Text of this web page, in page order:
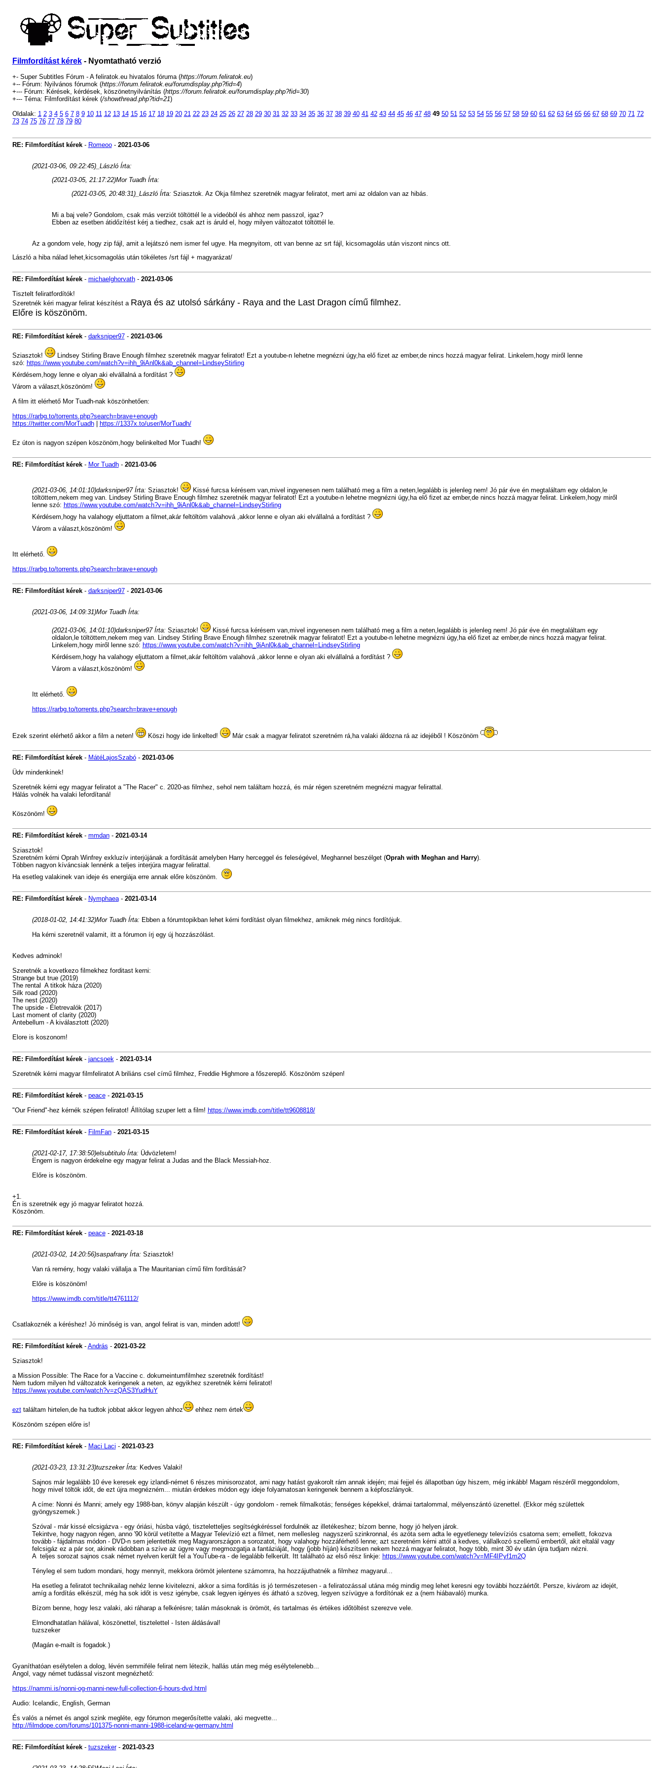
Filmfordítást kérek- Nyomtatható verzió
+- Super Subtitles Fórum - A feliratok.eu hivatalos fóruma (https://forum.feliratok.eu)
+-- Fórum: Nyilvános fórumok (https://forum.feliratok.eu/forumdisplay.php?fid=4)
+--- Fórum: Kérések, kérdések, köszönetnyilvánítás (https://forum.feliratok.eu/forumdisplay.php?fid=30)
+--- Téma: Filmfordítást kérek (/showthread.php?tid=21)
Oldalak: 1 2 3 4 5 6 7 8 9 10 11 12 13 14 15 16 17 18 19 20 21 22 23 24 25 26 27 28 29 30 31 32 33 34 35 36 37 38 39 40 41 42 43 44 45 46 47 48 49 50 51 52 53 54 55 56 57 58 59 60 61 62 63 64 65 66 67 68 69 70 71 72
73 74 75 76 77 78 79 80
RE: Filmfordítást kérek- Romeoo- 2021-03-06
(2021-03-06, 09:22:45)_László Írta:
(2021-03-05, 21:17:22)Mor Tuadh Írta:
(2021-03-05, 20:48:31)_László Írta: Sziasztok. Az Okja filmhez szeretnék magyar feliratot, mert ami az oldalon van az hibás.
Mi a baj vele? Gondolom, csak más verziót töltöttél le a videóból és ahhoz nem passzol, igaz?
Ebben az esetben átidőzítést kérj a tiedhez, csak azt is áruld el, hogy milyen változatot töltöttél le.
Az a gondom vele, hogy zip fájl, amit a lejátszó nem ismer fel ugye. Ha megnyitom, ott van benne az srt fájl, kicsomagolás után viszont nincs ott.
László a hiba nálad lehet,kicsomagolás után tökéletes /srt fájl + magyarázat/
RE: Filmfordítást kérek- michaelghorvath- 2021-03-06
Tisztelt feliratfordítók!
Szeretnék kéri magyar felirat készítést a Raya és az utolsó sárkány - Raya and the Last Dragon című filmhez.
Előre is köszönöm.
RE: Filmfordítást kérek- darksniper97- 2021-03-06
Sziasztok!
Lindsey Stirling Brave Enough filmhez szeretnék magyar feliratot! Ezt a youtube-n lehetne megnézni úgy,ha elő fizet az ember,de nincs hozzá magyar felirat. Linkelem,hogy miről lenne
szó: https://www.youtube.com/watch?v=ihh_9iAnl0k&ab_channel=LindseyStirling
Kérdésem,hogy lenne e olyan aki elvállalná a fordítást ?
Várom a választ,köszönöm!
A film itt elérhető Mor Tuadh-nak köszönhetően:
https://rarbg.to/torrents.php?search=brave+enough
https://twitter.com/MorTuadh| https://1337x.to/user/MorTuadh/
Ez úton is nagyon szépen köszönöm,hogy belinkelted Mor Tuadh!
RE: Filmfordítást kérek- Mor Tuadh- 2021-03-06
(2021-03-06, 14:01:10)darksniper97 Írta: Sziasztok!
Kissé furcsa kérésem van,mivel ingyenesen nem található meg a film a neten,legalább is jelenleg nem! Jó pár éve én megtaláltam egy oldalon,le
töltöttem,nekem meg van. Lindsey Stirling Brave Enough filmhez szeretnék magyar feliratot! Ezt a youtube-n lehetne megnézni úgy,ha elő fizet az ember,de nincs hozzá magyar felirat. Linkelem,hogy miről
lenne szó: https://www.youtube.com/watch?v=ihh_9iAnl0k&ab_channel=LindseyStirling
Kérdésem,hogy ha valahogy eljuttatom a filmet,akár feltöltöm valahová ,akkor lenne e olyan aki elvállalná a fordítást ?
Várom a választ,köszönöm!
Itt elérhető.
https://rarbg.to/torrents.php?search=brave+enough
RE: Filmfordítást kérek- darksniper97- 2021-03-06
(2021-03-06, 14:09:31)Mor Tuadh Írta:
(2021-03-06, 14:01:10)darksniper97 Írta: Sziasztok!
Kissé furcsa kérésem van,mivel ingyenesen nem található meg a film a neten,legalább is jelenleg nem! Jó pár éve én megtaláltam egy
oldalon,le töltöttem,nekem meg van. Lindsey Stirling Brave Enough filmhez szeretnék magyar feliratot! Ezt a youtube-n lehetne megnézni úgy,ha elő fizet az ember,de nincs hozzá magyar felirat.
Linkelem,hogy miről lenne szó: https://www.youtube.com/watch?v=ihh_9iAnl0k&ab_channel=LindseyStirling
Kérdésem,hogy ha valahogy eljuttatom a filmet,akár feltöltöm valahová ,akkor lenne e olyan aki elvállalná a fordítást ?
Várom a választ,köszönöm!
Itt elérhető.
https://rarbg.to/torrents.php?search=brave+enough
Ezek szerint elérhető akkor a film a neten! Köszi hogy ide linkelted! Már csak a magyar feliratot szeretném rá,ha valaki áldozna rá az idejéből ! Köszönöm
RE: Filmfordítást kérek- MátéLajosSzabó- 2021-03-06
Üdv mindenkinek!
Szeretnék kérni egy magyar feliratot a "The Racer" c. 2020-as filmhez, sehol nem találtam hozzá, és már régen szeretném megnézni magyar felirattal.
Hálás volnék ha valaki lefordítaná!
Köszönöm!
RE: Filmfordítást kérek- mmdan- 2021-03-14
Sziasztok!
Szeretném kérni Oprah Winfrey exkluzív interjújának a fordítását amelyben Harry herceggel és feleségével, Meghannel beszélget (Oprah with Meghan and Harry).
Többen nagyon kíváncsiak lennénk a teljes interjúra magyar felirattal.
Ha esetleg valakinek van ideje és energiája erre annak előre köszönöm.
RE: Filmfordítást kérek- Nymphaea- 2021-03-14
(2018-01-02, 14:41:32)Mor Tuadh Írta: Ebben a fórumtopikban lehet kérni fordítást olyan filmekhez, amiknek még nincs fordítójuk.
Ha kérni szeretnél valamit, itt a fórumon írj egy új hozzászólást.
Kedves adminok!
Szeretnék a kovetkezo filmekhez forditast kerni:
Strange but true (2019)
The rental A titkok háza (2020)
Silk road (2020)
The nest (2020)
The upside - Életrevalók (2017)
Last moment of clarity (2020)
Antebellum - A kiválasztott (2020)
Elore is koszonom!
RE: Filmfordítást kérek- jancsoek- 2021-03-14
Szeretnék kérni magyar filmfeliratot A briliáns csel című filmhez, Freddie Highmore a főszereplő. Köszönöm szépen!
RE: Filmfordítást kérek- peace- 2021-03-15
"Our Friend"-hez kérnék szépen feliratot! Állítólag szuper lett a film! https://www.imdb.com/title/tt9608818/
RE: Filmfordítást kérek- FilmFan- 2021-03-15
(2021-02-17, 17:38:50)elsubtitulo Írta: Üdvözletem!
Engem is nagyon érdekelne egy magyar felirat a Judas and the Black Messiah-hoz.
Előre is köszönöm.
+1.
Én is szeretnék egy jó magyar feliratot hozzá.
Köszönöm.
RE: Filmfordítást kérek- peace- 2021-03-18
(2021-03-02, 14:20:56)saspafrany Írta: Sziasztok!
Van rá remény, hogy valaki vállalja a The Mauritanian című film fordítását?
Előre is köszönöm!
https://www.imdb.com/title/tt4761112/
Csatlakoznék a kéréshez! Jó minőség is van, angol felirat is van, minden adott!
RE: Filmfordítást kérek- András - 2021-03-22
Sziasztok!
a Mission Possible: The Race for a Vaccine c. dokumeintumfilmhez szeretnék fordítást!
Nem tudom milyen hd változatok keringenek a neten, az egyikhez szeretnék kérni feliratot!
https://www.youtube.com/watch?v=zQAS3YudHuY
ezttaláltam hirtelen,de ha tudtok jobbat akkor legyen ahhoz
ehhez nem értek
Köszönöm szépen előre is!
RE: Filmfordítást kérek- Maci Laci - 2021-03-23
(2021-03-23, 13:31:23)tuzszeker Írta: Kedves Valaki!
Sajnos már legalább 10 éve keresek egy izlandi-német 6 részes minisorozatot, ami nagy hatást gyakorolt rám annak idején; mai fejjel és állapotban úgy hiszem, még inkább! Magam részéről meggondolom,
hogy mivel töltök időt, de ezt újra megnézném... miután érdekes módon egy ideje folyamatosan keringenek bennem a képfoszlányok.
A címe: Nonni és Manni; amely egy 1988-ban, könyv alapján készült - úgy gondolom - remek filmalkotás; fenséges képekkel, drámai tartalommal, mélyenszántó üzenettel. (Ekkor még születtek
gyöngyszemek.)
Szóval - már kissé elcsigázva - egy óriási, húsba vágó, tiszteletteljes segítségkéréssel fordulnék az illetékeshez; bízom benne, hogy jó helyen járok.
Tekintve, hogy nagyon régen, anno '90 körül vetítette a Magyar Televízió ezt a filmet, nem mellesleg nagyszerű szinkronnal, és azóta sem adta le egyetlenegy televíziós csatorna sem; emellett, fokozva
tovább - fájdalmas módon - DVD-n sem jelentették meg Magyarországon a sorozatot, hogy valahogy hozzáférhető lenne; azt szeretném kérni attól akedves, vállalkozó szellemű embertől, akit eltalál vagy
felcsigáz ez a pár sor, akinek rádobban a szíve az ügyre vagy megmozgatja a fantáziáját, hogy (jobb híján) készítsen nekem hozzá magyar feliratot, hogy több, mint 30 év után újra tudjam nézni.
A teljes sorozat sajnos csak német nyelven került fel a YouTube-ra - de legalább felkerült. Itt található az első rész linkje: https://www.youtube.com/watch?v=MF4IPyf1m2Q
Tényleg el sem tudom mondani, hogy mennyit, mekkora örömöt jelentene számomra, ha hozzájuthatnék a filmhez magyarul...
Ha esetleg a feliratot technikailag nehéz lenne kivitelezni, akkor a sima fordítás is jó természetesen - a feliratozással utána még mindig meg lehet keresni egy további hozzáértőt. Persze, kivárom az idejét,
amíg a fordítás elkészül, még ha sok időt is vesz igénybe, csak legyen igényes és átható a szöveg, legyen szívügye a fordítónak ez a (nem hiábavaló) munka.
Bízom benne, hogy lesz valaki, aki ráharap a felkérésre; talán másoknak is örömöt, és tartalmas és értékes időtöltést szerezve vele.
Elmondhatatlan hálával, köszönettel, tisztelettel - Isten áldásával!
tuzszeker
(Magán e-mailt is fogadok.)
Gyaníthatóan esélytelen a dolog, lévén semmiféle felirat nem létezik, hallás után meg még esélytelenebb...
Angol, vagy német tudással viszont megnézhető:
https://nammi.is/nonni-og-manni-new-full-collection-6-hours-dvd.html
Audio: Icelandic, English, German
És valós a német és angol szink megléte, egy fórumon megerősítette valaki, aki megvette...
http://filmdope.com/forums/101375-nonni-manni-1988-iceland-w-germany.html
RE: Filmfordítást kérek- tuzszeker- 2021-03-23